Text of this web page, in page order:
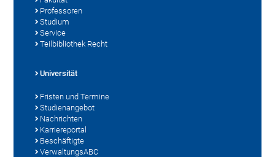
Professoren
Studium
Service
Teilbibliothek Recht
Universität
Fristen und Termine
Studienangebot
Nachrichten
Karriereportal
Beschäftigte
VerwaltungsABC